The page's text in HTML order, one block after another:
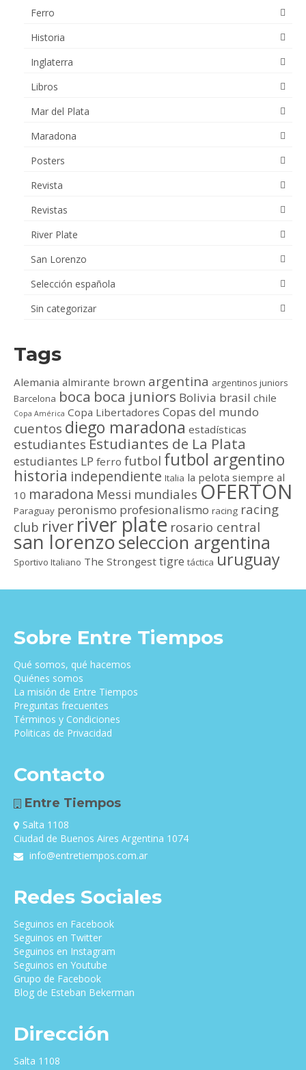
Ferro
Historia
Inglaterra
Libros
Mar del Plata
Maradona
Posters
Revista
Revistas
River Plate
San Lorenzo
Selección española
Sin categorizar
Tags
Alemania almirante brown argentina argentinos juniors
Barcelona boca boca juniors Bolivia brasil chile
Copa América Copa Libertadores Copas del mundo
cuentos diego maradona estadísticas
estudiantes Estudiantes de La Plata
estudiantes LP ferro futbol futbol argentino
historia independiente Italia la pelota siempre al
10 maradona Messi mundiales OFERTON
Paraguay peronismo profesionalismo racing racing
club river river plate rosario central
san lorenzoseleccion argentina
Sportivo Italiano The Strongest tigre táctica uruguay
Sobre Entre Tiempos
Qué somos, qué hacemos
Quiénes somos
La misión de Entre Tiempos
Preguntas frecuentes
Términos y Condiciones
Politicas de Privacidad
Contacto
Entre Tiempos
Salta 1108
Ciudad de Buenos Aires Argentina 1074
info@entretiempos.com.ar
Redes Sociales
Seguinos en Facebook
Seguinos en Twitter
Seguinos en Instagram
Seguinos en Youtube
Grupo de Facebook
Blog de Esteban Bekerman
Dirección
Salta 1108